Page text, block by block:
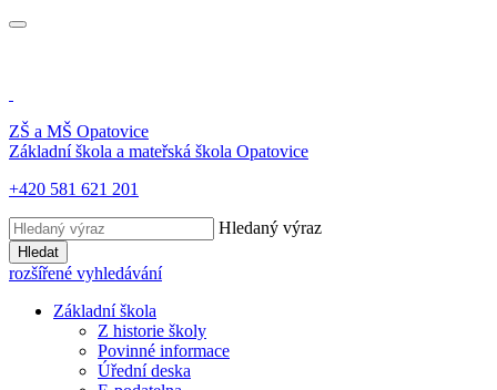
ZŠ a MŠ Opatovice
Základní škola a mateřská škola Opatovice
+420 581 621 201
Hledaný výraz
Hledat
rozšířené vyhledávání
Základní škola
Z historie školy
Povinné informace
Úřední deska